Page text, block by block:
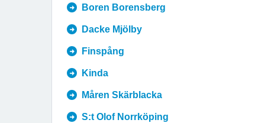
Boren Borensberg
Dacke Mjölby
Finspång
Kinda
Måren Skärblacka
S:t Olof Norrköping